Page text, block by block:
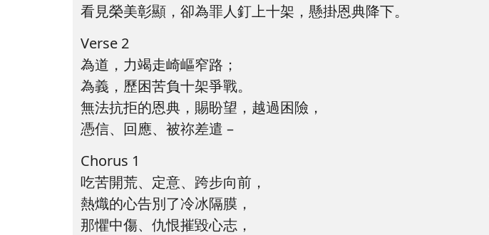
看見榮美彰顯，卻為罪人釘上十架，懸掛恩典降下。
Verse 2
為道，力竭走崎嶇窄路；
為義，歷困苦負十架爭戰。
無法抗拒的恩典，賜盼望，越過困險，
憑信、回應、被祢差遣 –
Chorus 1
吃苦開荒、定意、跨步向前，
熱熾的心告別了冷冰隔膜，
那懼中傷、仇恨摧毀心志，